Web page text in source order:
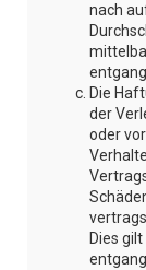
nach
Die
der
oder
Dies